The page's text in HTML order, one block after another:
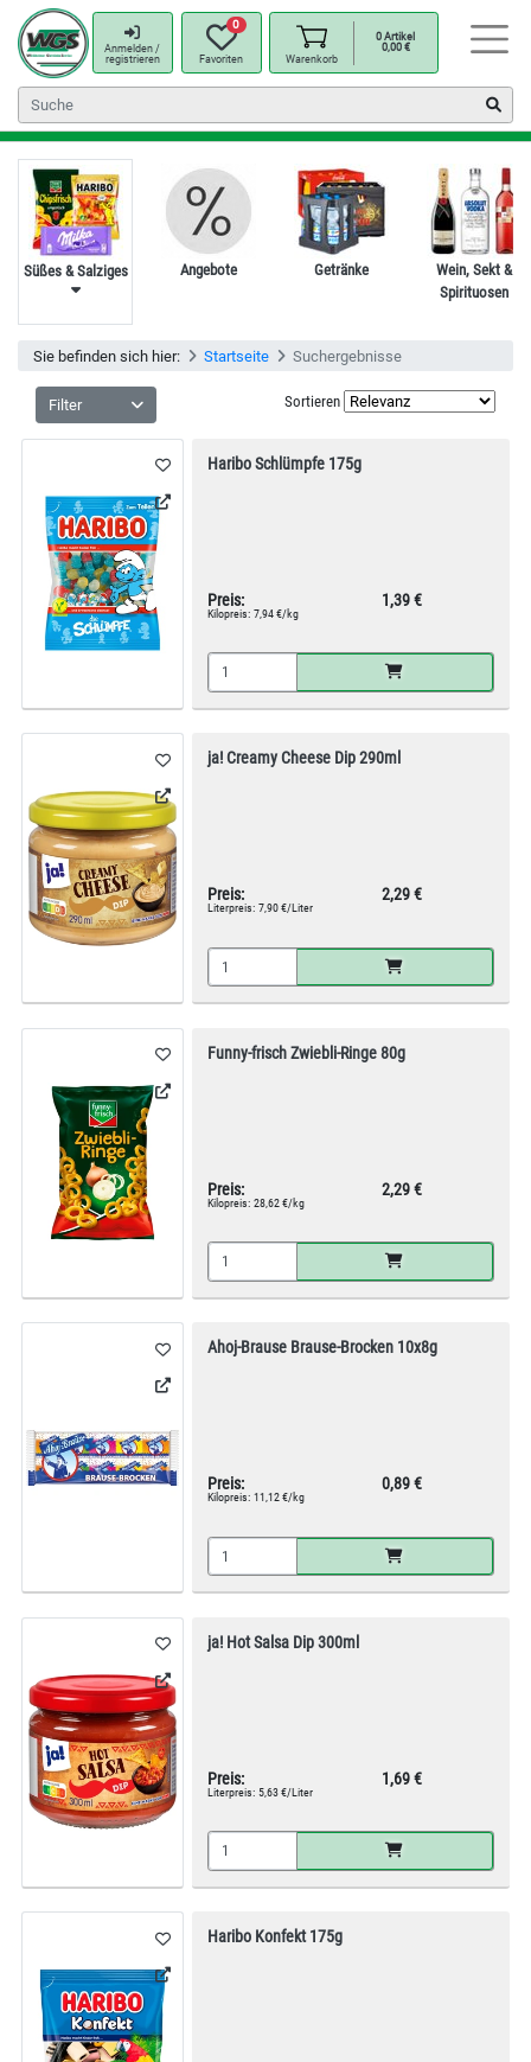
Anmelden /
registrieren
0
Favoriten Warenkorb
0Artikel
0,00 €
Süßes & Salziges Angebote Getränke
Wein, Sekt &
Spirituosen
Sie befinden sich hier: Startseite Suchergebnisse
Filter Sortieren
Haribo Schlümpfe 175g
Preis: 1,39 €
Kilopreis: 7,94 €/kg
ja! Creamy Cheese Dip 290ml
Preis: 2,29 €
Literpreis: 7,90 €/Liter
Funny-frisch Zwiebli-Ringe 80g
Preis: 2,29 €
Kilopreis: 28,62 €/kg
Ahoj-Brause Brause-Brocken 10x8g
Preis: 0,89 €
Kilopreis: 11,12 €/kg
ja! Hot Salsa Dip 300ml
Preis: 1,69 €
Literpreis: 5,63 €/Liter
Haribo Konfekt 175g